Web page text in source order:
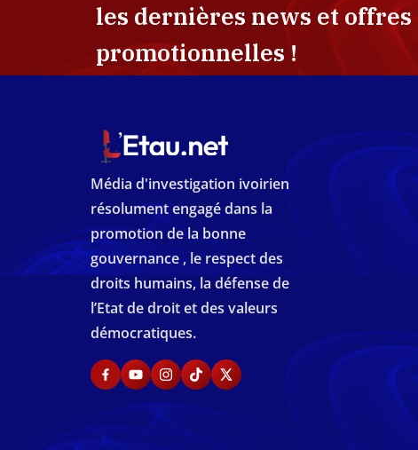
les dernières news et offres
promotionnelles !
Média d'investigation ivoirien
résolument engagé dans la
promotion de la bonne
gouvernance , le respect des
droits humains, la défense de
l’Etat de droit et des valeurs
démocratiques.